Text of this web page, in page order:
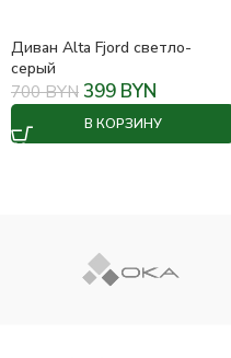
Диван Alta Fjord светло-
серый
700BYN 399 BYN
В КОРЗИНУ